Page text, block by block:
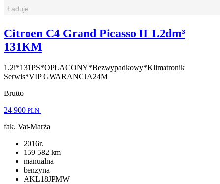
Citroen C4 Grand Picasso II 1.2dm³
131KM
1.2i*131PS*OPŁACONY*Bezwypadkowy*Klimatronik
Serwis*VIP GWARANCJA24M
Brutto
24 900 PLN
fak. Vat-Marża
2016r.
159 582 km
manualna
benzyna
AKL18JPMW